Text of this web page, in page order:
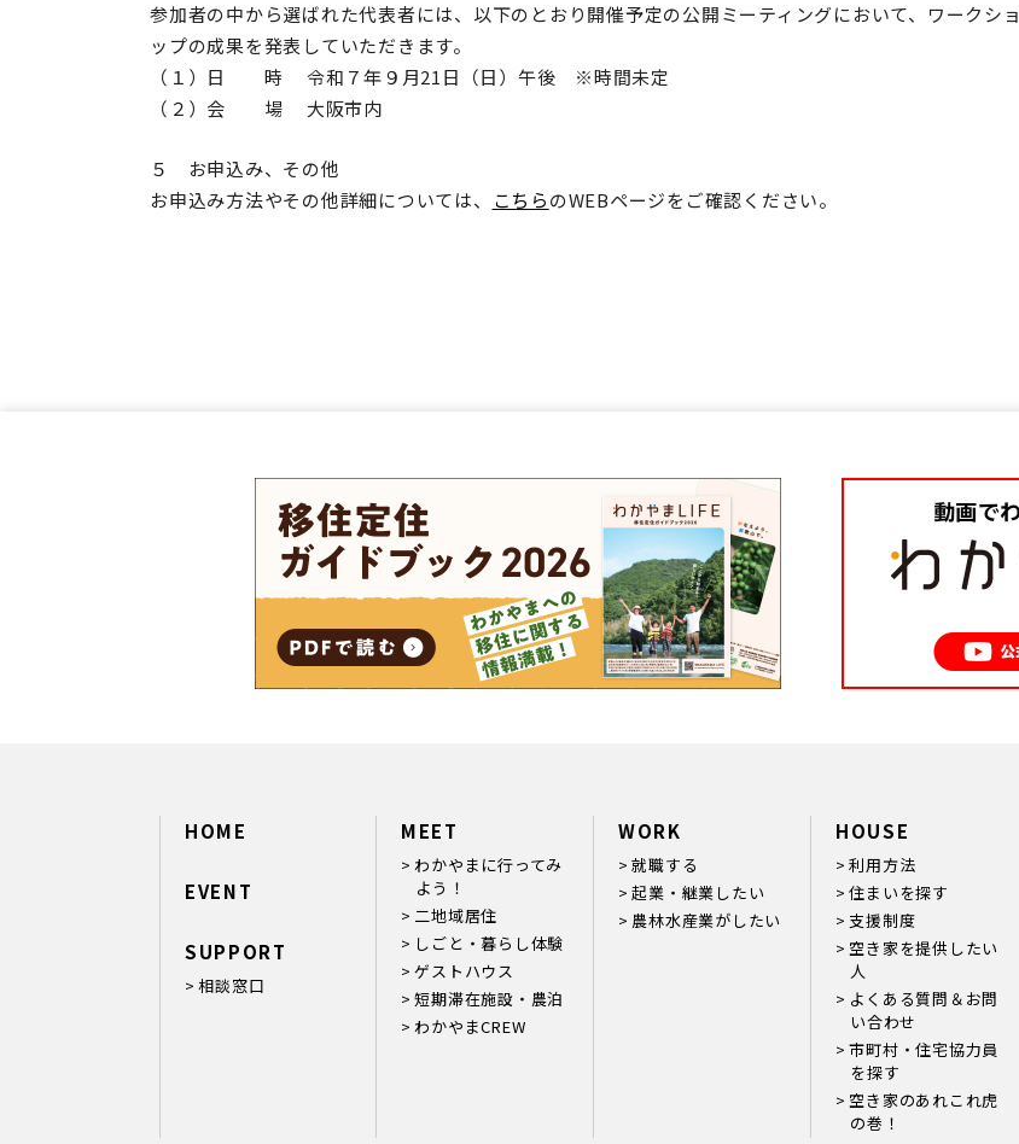
参加者の中から選ばれた代表者には、以下のとおり開催予定の公開ミーティングにおいて、ワークショ
ップの成果を発表していただきます。
（１）日 時 令和７年９月21 日（日）午後 ※時間未定
（２）会 場 大阪市内
５ お申込み、その他
お申込み方法やその他詳細については、
こちらのWEBページをご確認ください。
HOME
EVENT
SUPPORT
相談窓口
MEET
わかやまに行ってみ
よう！
二地域居住
しごと・暮らし体験
ゲストハウス
短期滞在施設・農泊
わかやまCREW
WORK
就職する
起業・継業したい
農林水産業がしたい
HOUSE
利用方法
住まいを探す
支援制度
空き家を提供したい
人
よくある質問＆お問
い合わせ
市町村・住宅協力員
を探す
空き家のあれこれ虎
の巻！